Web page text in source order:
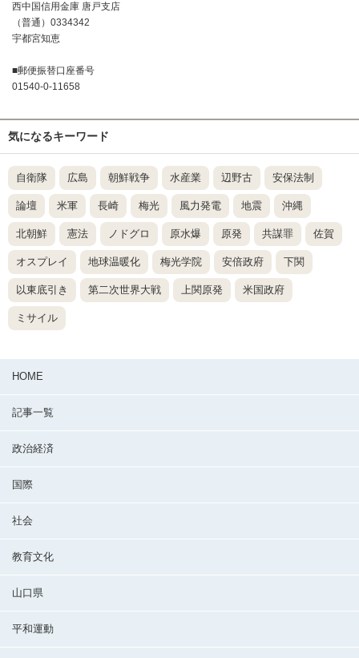
西中国信用金庫 唐戸支店
（普通）0334342
宇都宮知恵
■郵便振替口座番号
01540-0-11658
気になるキーワード
自衛隊 広島 朝鮮戦争 水産業 辺野古 安保法制
論壇 米軍 長崎 梅光 風力発電 地震 沖縄
北朝鮮 憲法 ノドグロ 原水爆 原発 共謀罪 佐賀
オスプレイ 地球温暖化 梅光学院 安倍政府 下関
以東底引き 第二次世界大戦 上関原発 米国政府
ミサイル
HOME
記事一覧
政治経済
国際
社会
教育文化
山口県
平和運動